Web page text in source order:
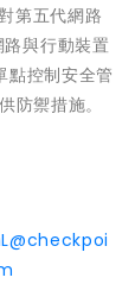
第五代網路
與行動裝置
控制安全管
防禦措施。